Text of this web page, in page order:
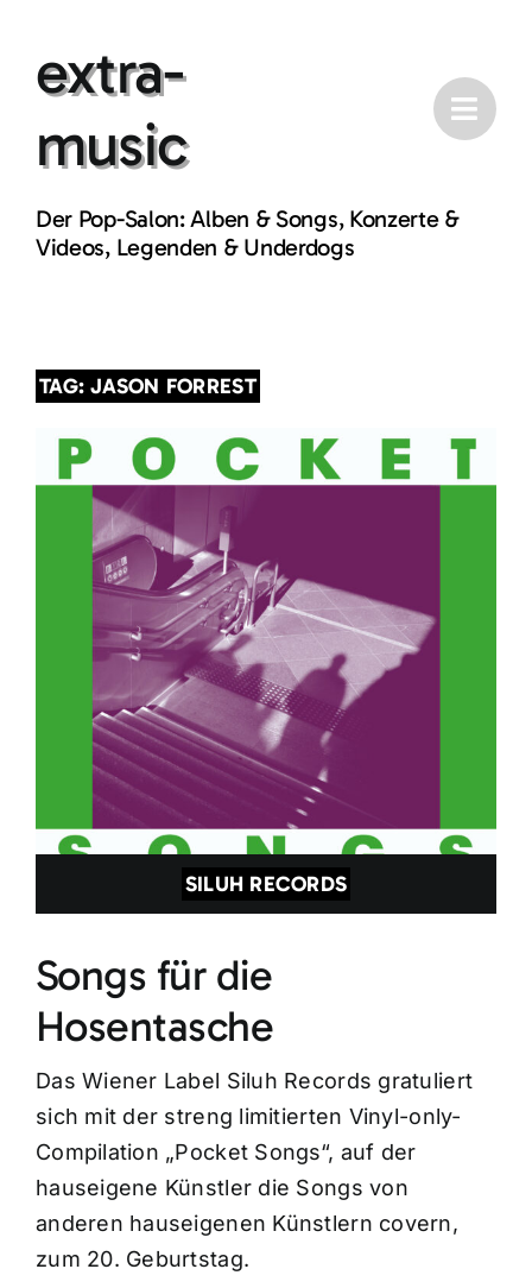
contentextra-
music
Der Pop-Salon: Alben & Songs, Konzerte &
Videos, Legenden & Underdogs
TAG: JASON FORREST
SILUH RECORDS
Songs für die
Hosentasche
Das Wiener Label Siluh Records gratuliert
sich mit der streng limitierten Vinyl-only-
Compilation „Pocket Songs“, auf der
hauseigene Künstler die Songs von
anderen hauseigenen Künstlern covern,
zum 20. Geburtstag.